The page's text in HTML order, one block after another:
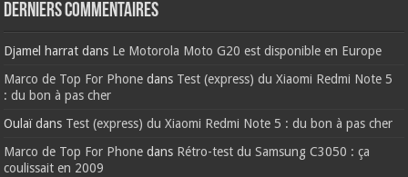
Derniers commentaires
Djamel harrat dans Le Motorola Moto G20 est disponible en Europe
Marco de Top For Phone dans Test (express) du Xiaomi Redmi Note 5
: du bon à pas cher
Oulaïdans Test (express) du Xiaomi Redmi Note 5 : du bon à pas cher
Marco de Top For Phone dans Rétro-test du Samsung C3050 : ça
coulissait en 2009